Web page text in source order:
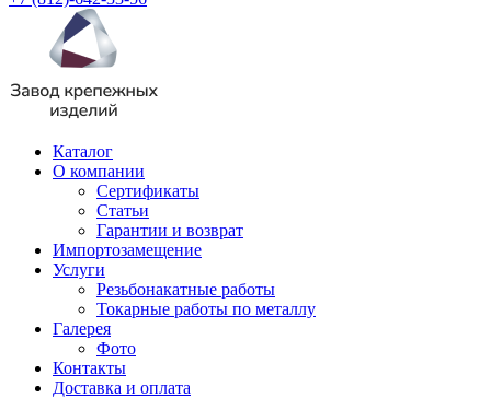
Каталог
О компании
Сертификаты
Статьи
Гарантии и возврат
Импортозамещение
Услуги
Резьбонакатные работы
Токарные работы по металлу
Галерея
Фото
Контакты
Доставка и оплата